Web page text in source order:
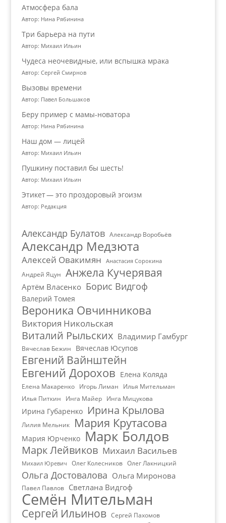
Атмосфера бала
Автор: Нина Рябинина
Три барьера на пути
Автор: Михаил Ильин
Чудеса неочевидные, или вспышка мрака
Автор: Сергей Смирнов
Вызовы времени
Автор: Павел Большаков
Беру пример с мамы-новатора
Автор: Нина Рябинина
Наш дом — лицей
Автор: Михаил Ильин
Пушкину поставил бы шесть!
Автор: Михаил Ильин
Этикет — это проздоровый эгоизм
Автор: Редакция
Александр Булатов Александр Воробьёв
Александр Медзюта
Алексей Овакимян Анастасия Сорокина
Андрей Яцун Анжела Кучерявая
Артём Власенко Борис Видгоф
Валерий Томея
Вероника Овчинникова
Виктория Никольская
Виталий Рыльских Владимир Гамбург
Вячеслав Бежин Вячеслав Юсупов
Евгений Вайнштейн
Евгений Дорохов Елена Коляда
Елена Макаренко Игорь Лиман
Илья Мительман
Илья Питкин
Инга Майер Инга Мицукова
Ирина Губаренко Ирина Крылова
Лилия Мельник Мария Крутасова
Мария Юрченко Марк Болдов
Марк Лейвиков Михаил Васильев
Михаил Юревич Олег Колесников Олег Лакницкий
Ольга Достовалова Ольга Миронова
Павел Павлов Светлана Видгоф
Семён Мительман
Сергей Ильинов Сергей Пахомов